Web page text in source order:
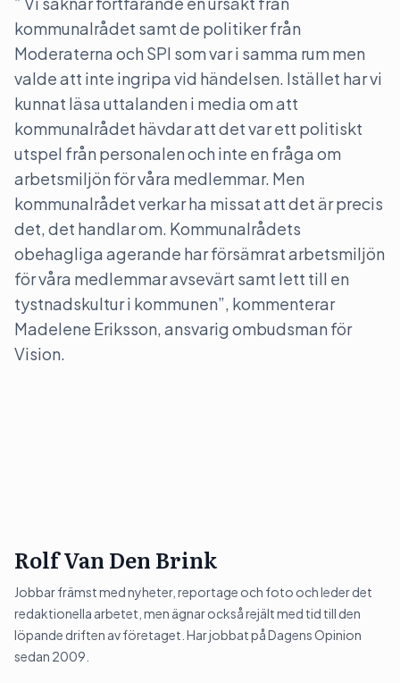
kommunalrådet samt de politiker från
Moderaterna och SPI som var i samma rum men
valde att inte ingripa vid händelsen. Istället har vi
kunnat läsa uttalanden i media om att
kommunalrådet hävdar att det var ett politiskt
utspel från personalen och inte en fråga om
arbetsmiljön för våra medlemmar. Men
kommunalrådet verkar ha missat att det är precis
det, det handlar om. Kommunalrådets
obehagliga agerande har försämrat arbetsmiljön
för våra medlemmar avsevärt samt lett till en
tystnadskultur i kommunen”, kommenterar
Madelene Eriksson, ansvarig ombudsman för
Vision.
Rolf Van Den Brink
Jobbar främst med nyheter, reportage och foto och leder det
redaktionella arbetet, men ägnar också rejält med tid till den
löpande driften av företaget. Har jobbat på Dagens Opinion
sedan 2009.